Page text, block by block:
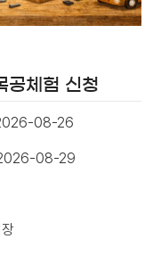
체험 신청
08-26
08-29